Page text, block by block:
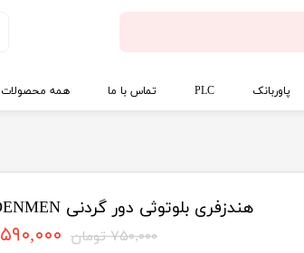
پاوربانک PLC تماس با ما همه محصولات
هندزفری بلوتوثی دور گردنی DENMEN مدل DL02 بی سیم
۷۵۰,۰۰۰ تومان ۵۹۰,۰۰۰ تومان